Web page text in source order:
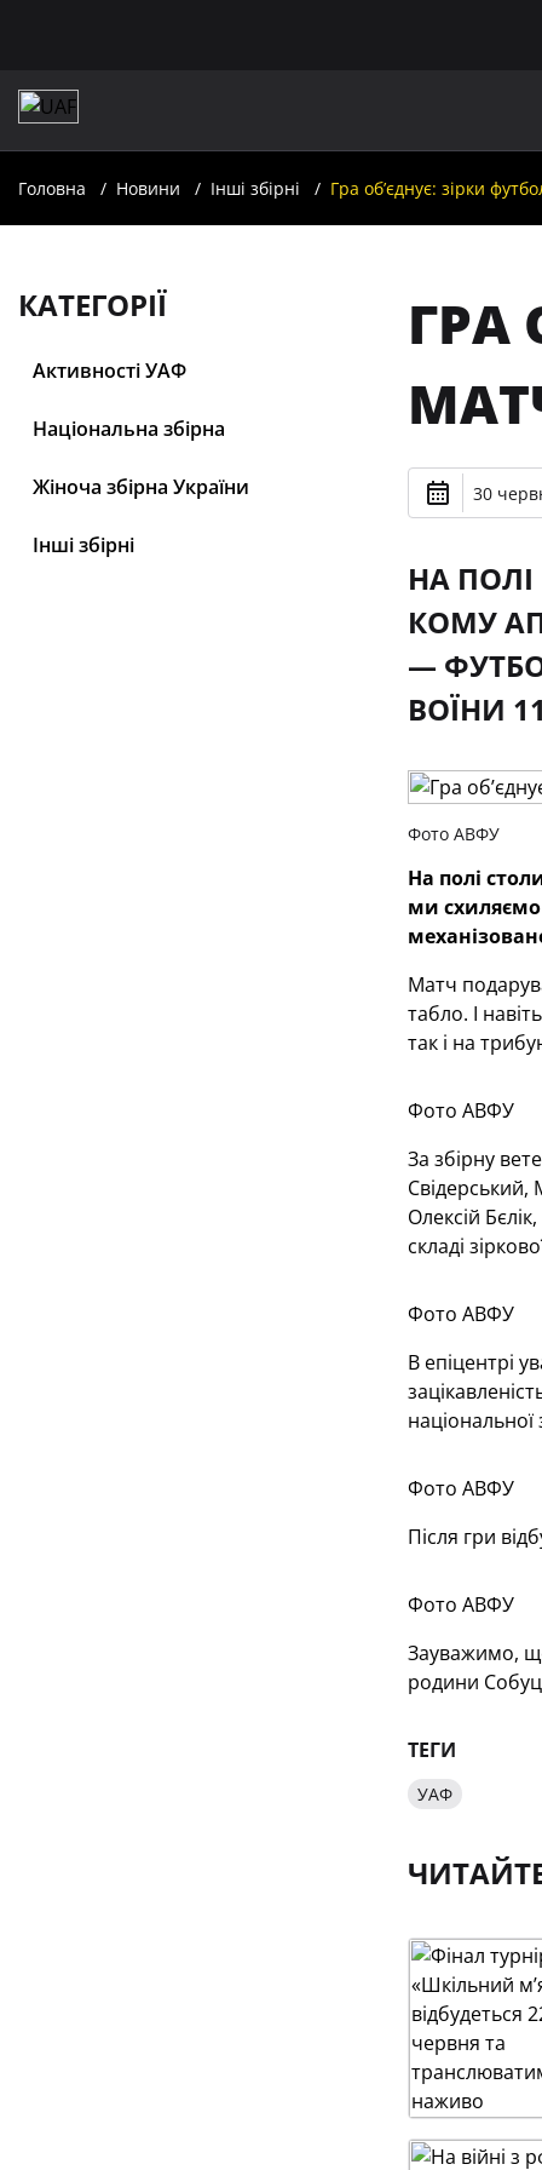
Головна Новини Інші збірні Гра об’єднує: зірки
КАТЕГОРІЇ
Активності УАФ
Національна збірна
Жіноча збірна України
Інші збірні
ГРА
30
НА
КОМУ
—
ВОЇНИ
Фото АВФУ
На полі
ми схиляємо
Матч
табло. І
так і на
Фото АВФУ
За збірну
Олексій
складі
Фото АВФУ
В епіцентрі
Фото АВФУ
Після гри
Фото АВФУ
Зауважимо,
родини
ТЕГИ
УАФ